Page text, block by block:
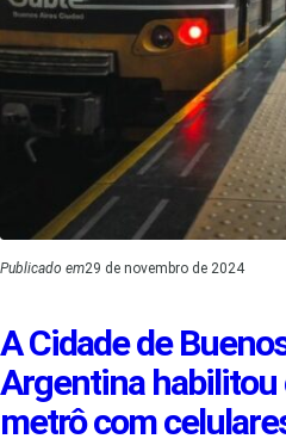
Publicado em29 de novembro de 2024
A Cidade de
Argentina habilitou
metrô com